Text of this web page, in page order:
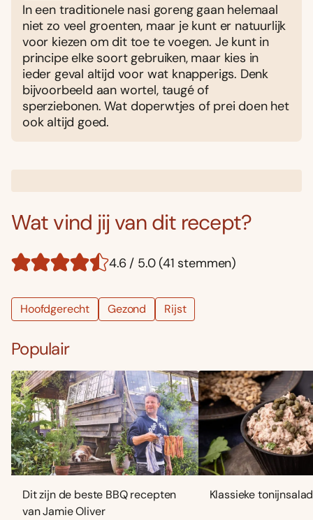
In een traditionele nasi goreng gaan helemaal
niet zo veel groenten, maar je kunt er natuurlijk
voor kiezen om dit toe te voegen. Je kunt in
principe elke soort gebruiken, maar kies in
ieder geval altijd voor wat knapperigs. Denk
bijvoorbeeld aan wortel, taugé of
sperziebonen. Wat doperwtjes of prei doen het
ook altijd goed.
Wat vind jij van dit recept?
4.6 / 5.0 (41 stemmen)
Hoofdgerecht Gezond Rijst
Populair
Dit zijn de beste BBQ recepten
van Jamie Oliver
Klassieke